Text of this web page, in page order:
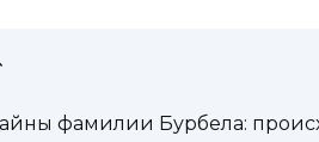
фамилии Бурбела: